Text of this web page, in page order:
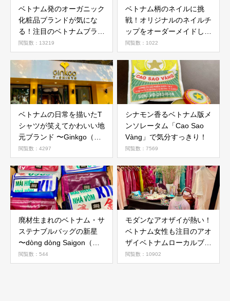
ベトナム発のオーガニック
化粧品ブランドが気にな
る！注目のベトナムブラン
ド５選！
閲覧数：13219
ベトナム柄のネイルに挑
戦！オリジナルのネイルチ
ップをオーダーメイドして
みた！
閲覧数：1022
ベトナムの日常を描いたT
シャツが笑えてかわいい地
元ブランド 〜Ginkgo（ギ
ンコ）
閲覧数：4297
シナモン香るベトナム版メ
ンソレータム「Cao Sao
Vàng」で気分すっきり！
閲覧数：7569
廃材生まれのベトナム・サ
ステナブルバッグの新星
〜dòng dòng Saigon（ゾ
ン・ゾン・サイゴン）
閲覧数：544
モダンなアオザイが熱い！
ベトナム女性も注目のアオ
ザイベトナムローカルブラ
ンド５選！
閲覧数：10902